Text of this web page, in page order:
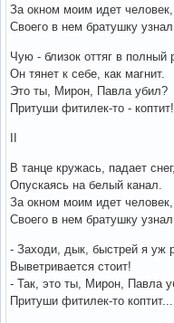
За окном моим идет человек,
Своего в нем братушку узнал
Чую - близок оттяг в полный
Он тянет к себе, как магнит.
Это ты, Мирон, Павла убил?
Притуши фитилек-то - коптит!
II
В танце кружась, падает снег,
Опускаясь на белый канал.
За окном моим идет человек,
Своего в нем братушку узнал.
- Заходи, дык, быстрей я уж
Выветривается стоит!
- Так, это ты, Мирон, Павла
Притуши фитилек-то коптит...